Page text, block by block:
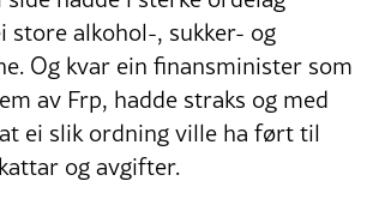
store alkohol-, sukker- og
Og kvar ein finansminister som
av Frp, hadde straks og med
ei slik ordning ville ha ført til
og avgifter.